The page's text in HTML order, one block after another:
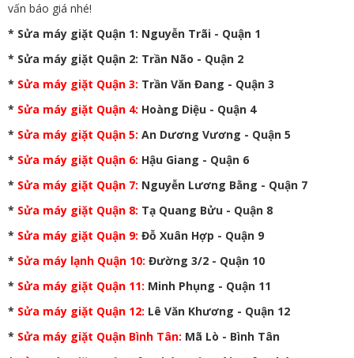
vấn báo giá nhé!
* Sửa máy giặt Quận 1: Nguyễn Trãi - Quận 1
* Sửa máy giặt Quận 2: Trần Não - Quận 2
* Sửa máy giặt Quận 3: Trần Văn Đang - Quận 3
* Sửa máy giặt Quận 4: Hoàng Diệu - Quận 4
* Sửa máy giặt Quận 5: An Dương Vương - Quận 5
* Sửa máy giặt Quận 6: Hậu Giang - Quận 6
* Sửa máy giặt Quận 7: Nguyễn Lương Bằng - Quận 7
* Sửa máy giặt Quận 8: Tạ Quang Bửu - Quận 8
* Sửa máy giặt Quận 9: Đỗ Xuân Hợp - Quận 9
* Sửa máy lạnh Quận 10: Đường 3/2 - Quận 10
* Sửa máy giặt Quận 11: Minh Phụng - Quận 11
* Sửa máy giặt Quận 12: Lê Văn Khương - Quận 12
* Sửa máy giặt Quận Bình Tân: Mã Lò - Bình Tân